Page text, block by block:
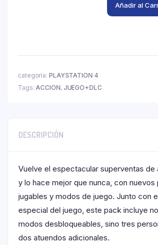
Añadir al
categoría: PLAYSTATION 4
Tags: ACCION, JUEGO+DLC
DESCRIPCIÓN
Vuelve el espectacular superventas de
y lo hace mejor que nunca, con nuevos
jugables y modos de juego. Junto con
especial del juego, este pack incluye
modos desbloqueables, sino tres
dos atuendos adicionales.